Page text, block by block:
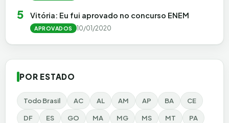
5 Vitória: Eu fui aprovado no concurso ENEM
APROVADOS 10/01/2020
POR ESTADO
Todo Brasil AC AL AM AP BA CE
DF ES GO MA MG MS MT PA